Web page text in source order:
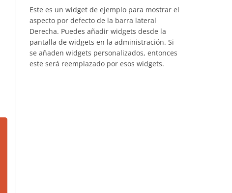
Este es un widget de ejemplo para mostrar el
aspecto por defecto de la barra lateral
Derecha. Puedes añadir widgets desde la
pantalla de widgets en la administración. Si
se añaden widgets personalizados, entonces
este será reemplazado por esos widgets.